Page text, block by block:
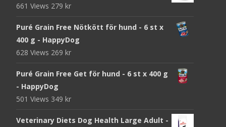
661 Views 279 kr
Puré Grain Free Nötkött för hund - 6 st x
400 g - HappyDog
628 Views 269 kr
Puré Grain Free Get för hund - 6 st x 400 g
- HappyDog
501 Views 349 kr
Veterinary Diets Dog Health Large Adult -